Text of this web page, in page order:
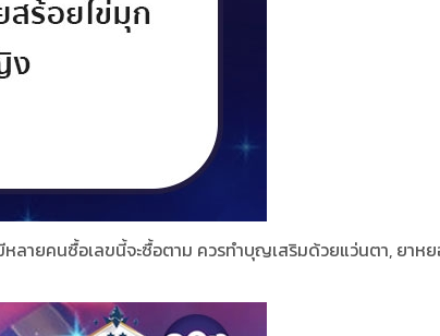
ลายคนซื้อเลขนี้จะซื้อตาม ควรทำบุญเสริมด้วยแว่นตา, ยาห